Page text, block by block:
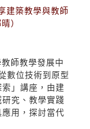
建築教學與教師
）
師教學發展中
數位技術到原型
」講座，由建
究、教學實踐
用，探討當代